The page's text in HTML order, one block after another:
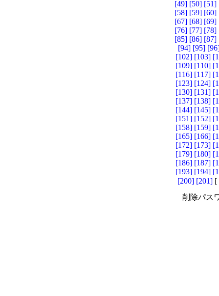
[49] [50] [51]
[58] [59] [60]
[67] [68] [69]
[76] [77] [78]
[85] [86] [87]
[94] [95]
[102] [103]
[109] [110]
[116] [117]
[123] [124]
[130] [131]
[137] [138]
[144] [145]
[151] [152]
[158] [159]
[165] [166]
[172] [173]
[179] [180]
[186] [187]
[193] [194]
[200] [201] [
削除パス